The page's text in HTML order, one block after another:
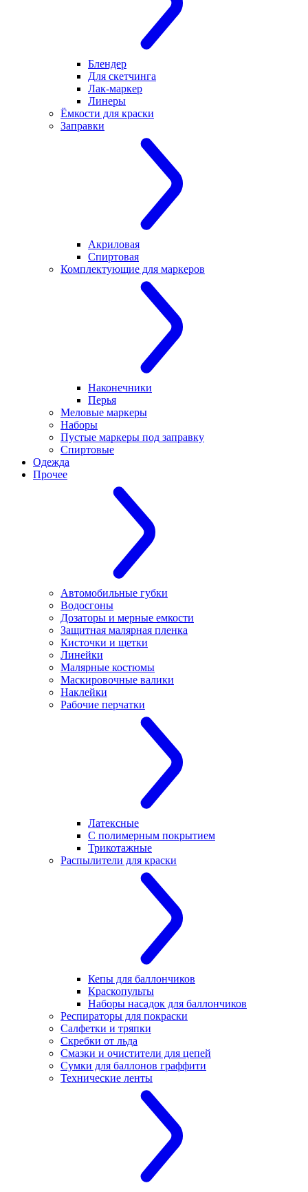
Блендер
Для скетчинга
Лак-маркер
Линеры
Ёмкости для краски
Заправки
Акриловая
Спиртовая
Комплектующие для маркеров
Наконечники
Перья
Меловые маркеры
Наборы
Пустые маркеры под заправку
Спиртовые
Одежда
Прочее
Автомобильные губки
Водосгоны
Дозаторы и мерные емкости
Защитная малярная пленка
Кисточки и щетки
Линейки
Малярные костюмы
Маскировочные валики
Наклейки
Рабочие перчатки
Латексные
С полимерным покрытием
Трикотажные
Распылители для краски
Кепы для баллончиков
Краскопульты
Наборы насадок для баллончиков
Респираторы для покраски
Салфетки и тряпки
Скребки от льда
Смазки и очистители для цепей
Сумки для баллонов граффити
Технические ленты